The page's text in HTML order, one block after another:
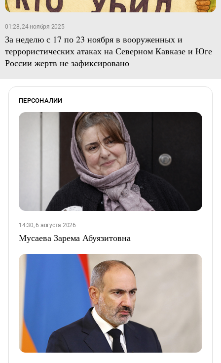
01:28, 24 ноября 2025
За неделю с 17 по 23 ноября в вооруженных и
террористических атаках на Северном Кавказе и Юге
России жертв не зафиксировано
ПЕРСОНАЛИИ
14:30, 6 августа 2026
Мусаева Зарема Абуязитовна